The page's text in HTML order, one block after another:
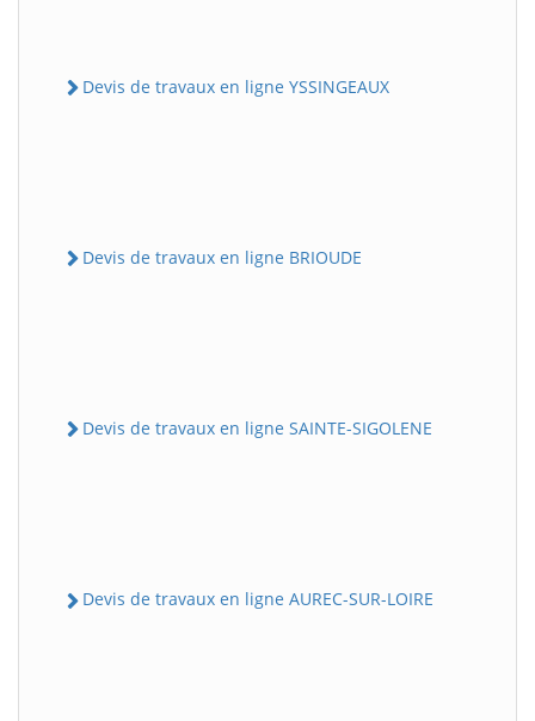
Devis de travaux en ligne YSSINGEAUX
Devis de travaux en ligne BRIOUDE
Devis de travaux en ligne SAINTE-SIGOLENE
Devis de travaux en ligne AUREC-SUR-LOIRE